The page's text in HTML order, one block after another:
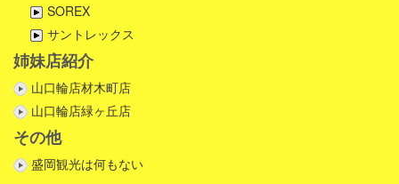
SOREX
サントレックス
姉妹店紹介
山口輪店材木町店
山口輪店緑ヶ丘店
その他
盛岡観光は何もない